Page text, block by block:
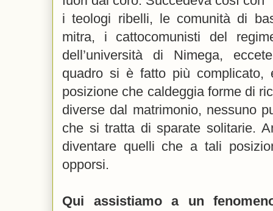
i teologi ribelli, le comunità di
mitra, i cattocomunisti del
dell’università di Nimega,
quadro si è fatto più
posizione che caldeggia forme di
diverse dal matrimonio, nessuno
che si tratta di sparate solitarie.
diventare quelli che a tali
opporsi.
Qui assistiamo a un